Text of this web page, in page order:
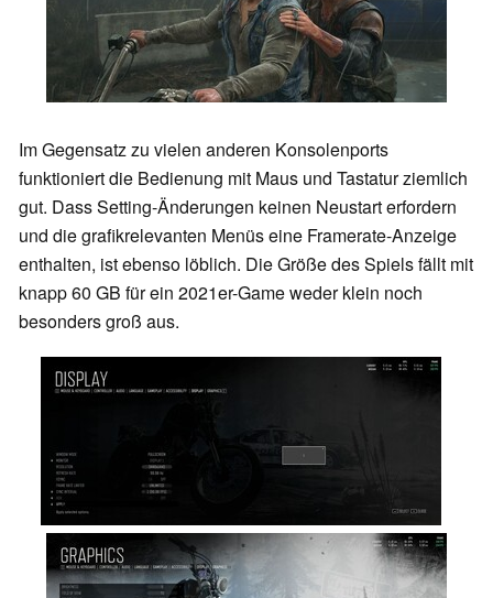
Im Gegensatz zu vielen anderen Konsolenports
funktioniert die Bedienung mit Maus und Tastatur ziemlich
gut. Dass Setting-Änderungen keinen Neustart erfordern
und die grafikrelevanten Menüs eine Framerate-Anzeige
enthalten, ist ebenso löblich. Die Größe des Spiels fällt mit
knapp 60 GB für ein 2021er-Game weder klein noch
besonders groß aus.